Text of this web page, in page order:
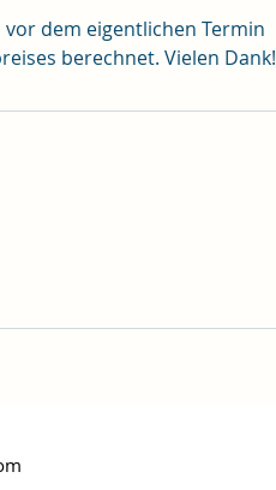
dem eigentlichen Termin
berechnet. Vielen Dank!